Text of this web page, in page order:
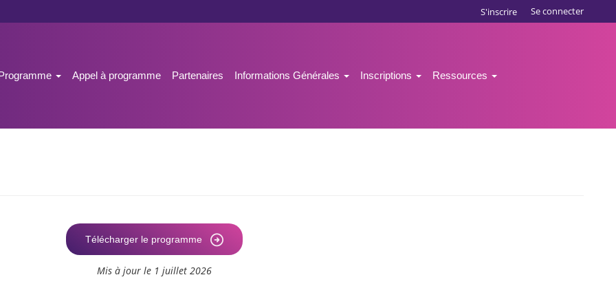
S'inscrire Se connecter
Appel à programme Partenaires Informations Générales Inscriptions Ressources
Télécharger le programme
Mis à jour le 1 juillet 2026